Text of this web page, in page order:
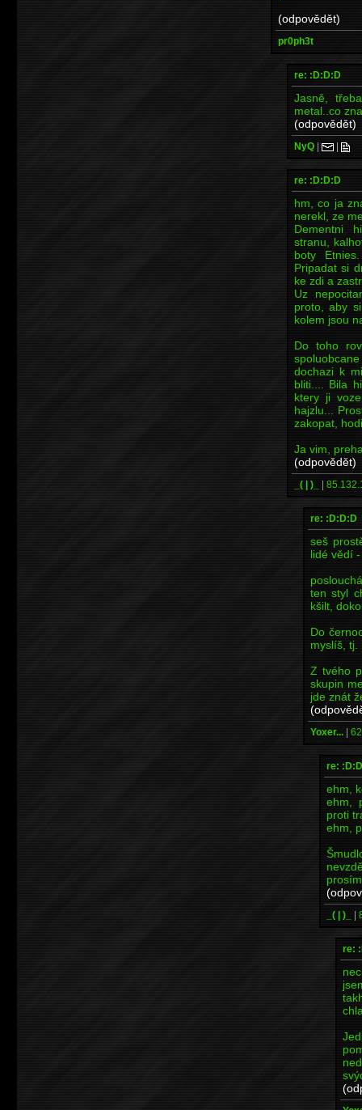
(odpovědět)
pr0ph3t
re: :D:D:D
Jasně,
metal..co
(odpovědět)
NyQ | |
re: :D:D:D
hm, co ja
nerekl, ze
Dementni
stranu,
boty
Pripadat si
ke zdi a
Uz
proto, aby
kolem jsou
Do toho
dochazi k
bliti.... Bila
ktery ji
hajzlu...
zakopat,
Ja vim,
(odpovědět)
_( | )_ |
re: :D:D:D
seš
lidé vědí
ten styl
kšilt,
Do
myslíš, tj.
Z tvého
skupin
jde znát
Yoxer... |
re:
ehm,
ehm,
proti
ehm,
_( | )_ |
re: